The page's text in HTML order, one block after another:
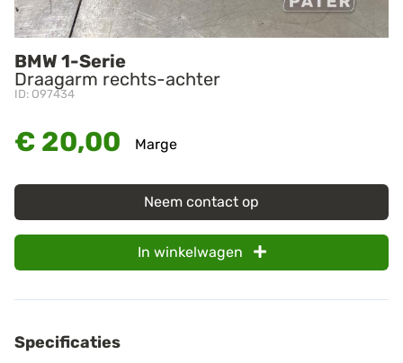
BMW 1-Serie
Draagarm rechts-achter
ID: O97434
€ 20,00 Marge
Neem contact op
In winkelwagen
Specificaties